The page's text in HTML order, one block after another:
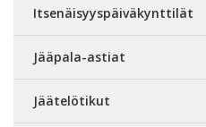
Itsenäisyyspäiväkynttilät
Jääpala-astiat
Jäätelötikut